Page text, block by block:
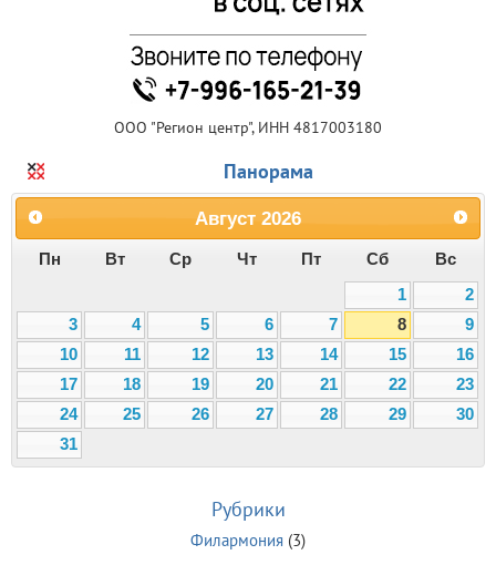
ООО "Регион центр", ИНН 4817003180
Панорама
Август 2026
Пн Вт Ср Чт Пт Сб
Вс
1
2
3
4 5 6 7 8
9
10
11 12 13 14 15
16
17
18 19 20 21 22
23
24
25 26 27 28 29
30
31
Рубрики
Филармония (3)